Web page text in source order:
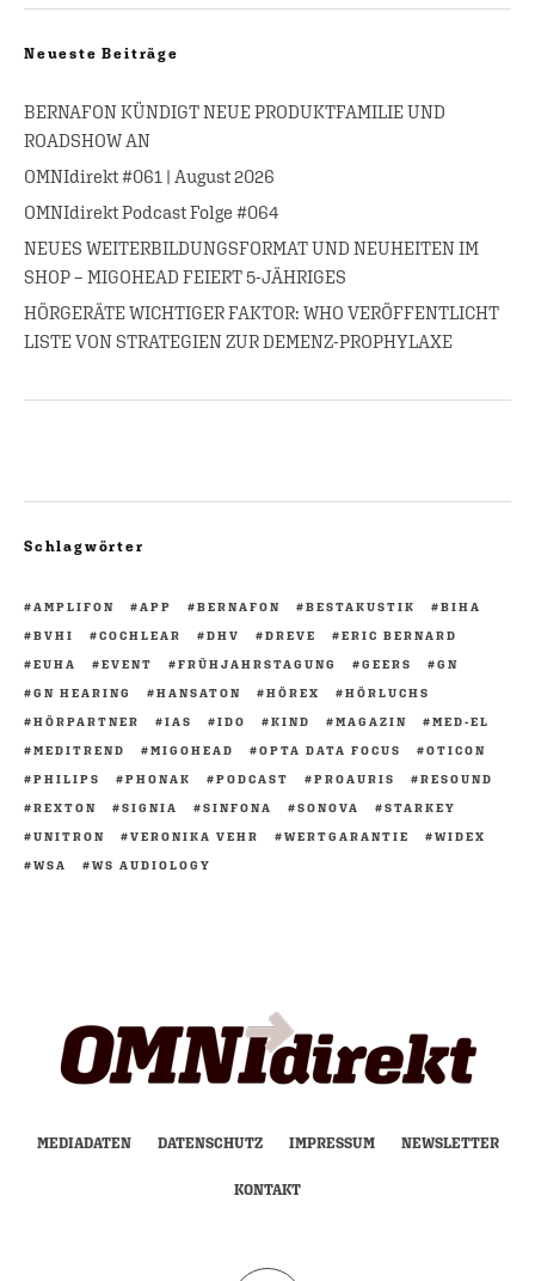
Neueste Beiträge
BERNAFON KÜNDIGT NEUE PRODUKTFAMILIE UND
ROADSHOW AN
OMNIdirekt #061 | August 2026
OMNIdirekt Podcast Folge #064
NEUES WEITERBILDUNGSFORMAT UND NEUHEITEN IM
SHOP – MIGOHEAD FEIERT 5-JÄHRIGES
HÖRGERÄTE WICHTIGER FAKTOR: WHO VERÖFFENTLICHT
LISTE VON STRATEGIEN ZUR DEMENZ-PROPHYLAXE
Schlagwörter
AMPLIFON APP BERNAFON BESTAKUSTIK
BIHA
BVHI
COCHLEAR DHV DREVE
ERIC BERNARD
EUHA
EVENT FRÜHJAHRSTAGUNG GEERS
GN
GN HEARING
HANSATON HÖREX
HÖRLUCHS
HÖRPARTNER
IAS IDO KIND MAGAZIN
MED-EL
MEDITREND
MIGOHEAD OPTA DATA FOCUS
OTICON
PHILIPS
PHONAK PODCAST PROAURIS
RESOUND
REXTON
SIGNIA SINFONA SONOVA
STARKEY
UNITRON
VERONIKA VEHR WERTGARANTIE
WIDEX
WSA
WS AUDIOLOGY
MEDIADATEN DATENSCHUTZ IMPRESSUM NEWSLETTER
KONTAKT